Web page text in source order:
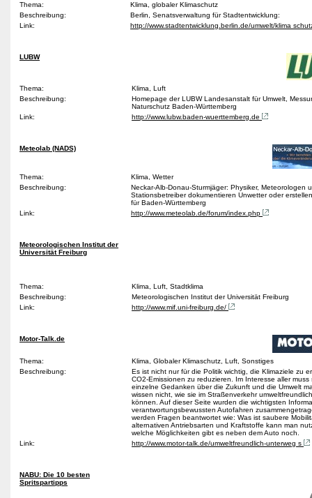
Thema:
Klima, globaler Klimaschutz
Beschreibung:
Berlin, Senatsverwaltung für Stadtentwicklung:
Link:
http://www.stadtentwicklung.berlin.de/umwelt/klima
LUBW
Thema:
Klima, Luft
Beschreibung:
Homepage der LUBW Landesanstalt für Umwelt,
Naturschutz Baden-Württemberg
Link:
http://www.lubw.baden-wuerttemberg.de
Meteolab (NADS)
Thema:
Klima, Wetter
Beschreibung:
Neckar-Alb-Donau-Sturmjäger: Physiker, Meteorologen
Stationsbetreiber dokumentieren Unwetter oder
für Baden-Württemberg
Link:
http://www.meteolab.de/forum/index.php
Meteorologischen Institut der
Universität Freiburg
Thema:
Klima, Luft, Stadtklima
Beschreibung:
Meteorologischen Institut der Universität Freiburg
Link:
http://www.mif.uni-freiburg.de/
Motor-Talk.de
Thema:
Klima, Globaler Klimaschutz, Luft, Sonstiges
Beschreibung:
Es ist nicht nur für die Politik wichtig, die Klimaziele zu
CO2-Emissionen zu reduzieren. Im Interesse aller muss
einzelne Gedanken über die Zukunft und die Umwelt
wissen nicht, wie sie im Straßenverkehr
können. Auf dieser Seite wurden die wichtigsten
verantwortungsbewussten Autofahren
werden Fragen beantwortet wie: Was ist saubere
alternativen Antriebsarten und Kraftstoffe kann man
welche Möglichkeiten gibt es neben dem Auto noch.
Link:
http://www.motor-talk.de/umweltfreundlich-unterweg s
NABU: Die 10 besten
Spritspartipps